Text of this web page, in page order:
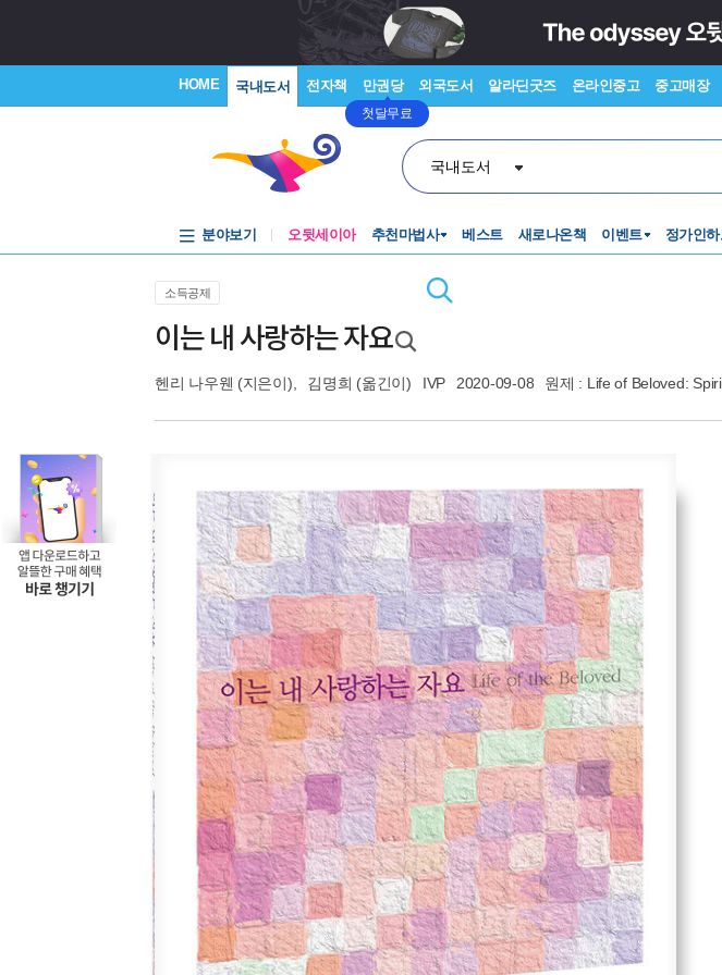
HOME 국내도서 전자책 만권당
첫달무료
외국도서 알라딘굿즈 온라인중고 중고매장
국내도서
분야보기 오뒷세이아 추천마법사 베스트 새로나온책 이벤트 정가인하
소득공제
이는 내 사랑하는 자요
헨리 나우웬 (지은이), 김명희 (옮긴이) IVP 2020-09-08 원제 : Life of Beloved: